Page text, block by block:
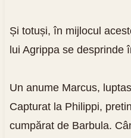
Și totuși, în mijlocul
lui Agrippa se desprinde
Un anume Marcus,
Capturat la Philippi,
cumpărat de Barbula.